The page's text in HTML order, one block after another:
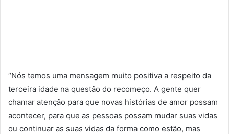
“Nós temos uma mensagem muito positiva a respeito da
terceira idade na questão do recomeço. A gente quer
chamar atenção para que novas histórias de amor possam
acontecer, para que as pessoas possam mudar suas vidas
ou continuar as suas vidas da forma como estão, mas